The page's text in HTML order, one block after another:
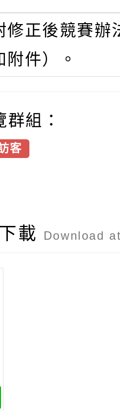
修正後競賽辦
附件）。
組：
客
載 Download